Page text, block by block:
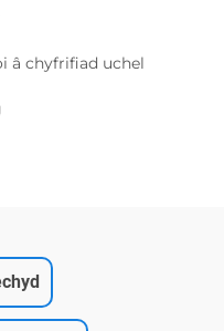
â chyfrifiad uchel